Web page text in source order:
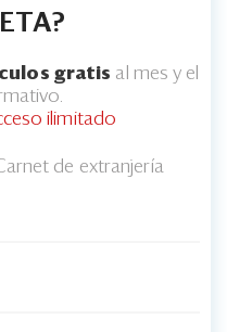
gratis al mes y el
ilimitado
de extranjería